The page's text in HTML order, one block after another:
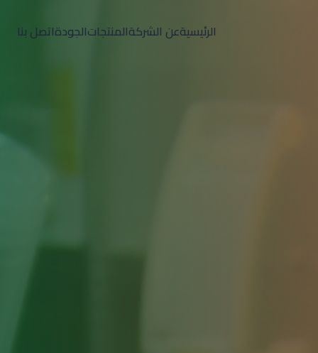
الرئيسيةعن الشركةالمنتجاتالجودةاتصل بنا